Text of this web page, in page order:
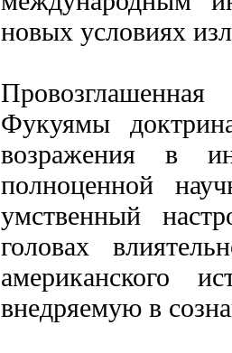
новых условиях
Фукуямы
возражения в
полноценной
умственный
головах
американского
внедряемую в